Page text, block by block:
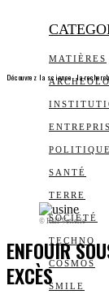
MATIÈRES
POLITIQUE
SANTÉ
TERRE
SOCIÉTÉ
TECHNO
COSMOS
SMILE
Découvrez la science, la
© Ralf Vetterle
ENFOUIR
EXCÈS